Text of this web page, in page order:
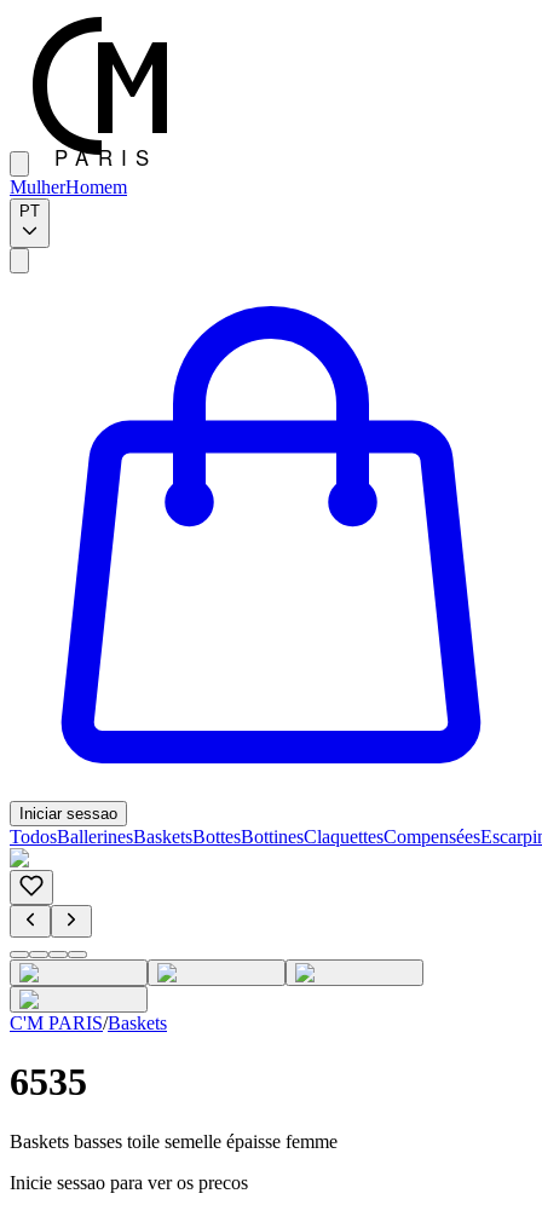
MulherHomem
PT
Iniciar sessao
TodosBallerinesBasketsBottesBottinesClaquettesCompensées
C'M PARIS/Baskets
6535
Baskets basses toile semelle épaisse femme
Inicie sessao para ver os precos